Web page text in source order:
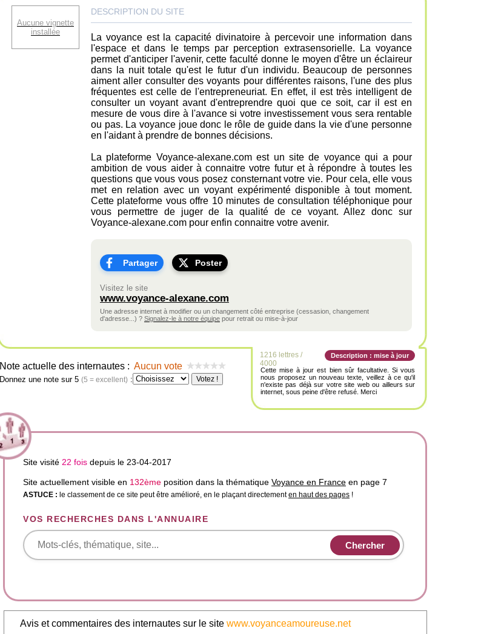
Aucune vignette
installée
DESCRIPTION DU SITE
La voyance est la capacité divinatoire à percevoir une information dans
l'espace et dans le temps par perception extrasensorielle. La voyance
permet d'anticiper l'avenir, cette faculté donne le moyen d'être un éclaireur
dans la nuit totale qu'est le futur d'un individu. Beaucoup de personnes
aiment aller consulter des voyants pour différentes raisons, l'une des plus
fréquentes est celle de l'entrepreneuriat. En effet, il est très intelligent de
consulter un voyant avant d'entreprendre quoi que ce soit, car il est en
mesure de vous dire à l'avance si votre investissement vous sera rentable
ou pas. La voyance joue donc le rôle de guide dans la vie d'une personne
en l'aidant à prendre de bonnes décisions.
La plateforme Voyance-alexane.com est un site de voyance qui a pour
ambition de vous aider à connaitre votre futur et à répondre à toutes les
questions que vous vous posez consternant votre vie. Pour cela, elle vous
met en relation avec un voyant expérimenté disponible à tout moment.
Cette plateforme vous offre 10 minutes de consultation téléphonique pour
vous permettre de juger de la qualité de ce voyant. Allez donc sur
Voyance-alexane.com pour enfin connaitre votre avenir.
Partager Poster
Visitez le site
www.voyance-alexane.com
Une adresse internet à modifier ou un changement côté entreprise (cessasion, changement
d'adresse...) ? Signalez-le à notre équipe pour retrait ou mise-à-jour
Note actuelle des internautes : Aucun vote
Donnez une note sur 5 (5 = excellent) :
1216 lettres /
4000
Description : mise à jour
Cette mise à jour est bien sûr facultative. Si vous
nous proposez un nouveau texte, veillez à ce qu'il
n'existe pas déjà sur votre site web ou ailleurs sur
internet, sous peine d'être refusé. Merci
Site visité 22 fois depuis le 23-04-2017
Site actuellement visible en 132ème position dans la thématique Voyance en France en page 7
ASTUCE : le classement de ce site peut être amélioré, en le plaçant directementen haut des pages !
VOS RECHERCHES DANS L'ANNUAIRE
Avis et commentaires des internautes sur le site www.voyanceamoureuse.net